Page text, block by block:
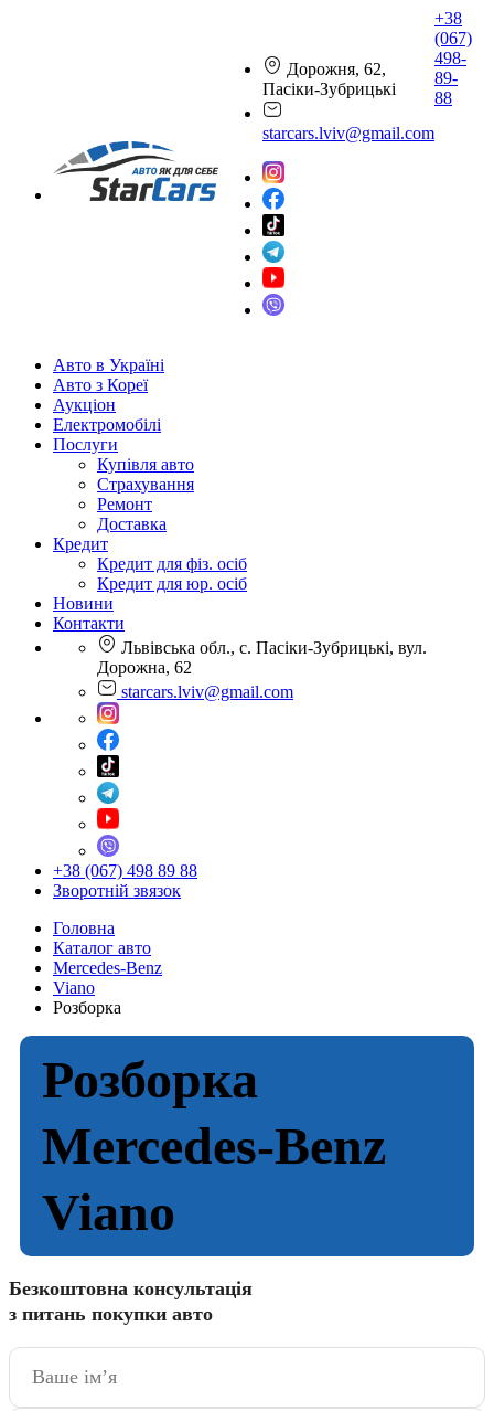
Дорожня, 62,
Пасіки-Зубрицькі
starcars.lviv@gmail.com
+38
(067)
498-
89-
88
Авто в Україні
Авто з Кореї
Аукціон
Електромобілі
Послуги
Купівля авто
Страхування
Ремонт
Доставка
Кредит
Кредит для фіз. осіб
Кредит для юр. осіб
Новини
Контакти
Львівська обл., с. Пасіки-Зубрицькі, вул.
Дорожна, 62
starcars.lviv@gmail.com
+38 (067) 498 89 88
Зворотній звязок
Головна
Каталог авто
Mercedes-Benz
Viano
Розборка
Розборка
Mercedes-Benz
Viano
Безкоштовна консультація
з питань покупки авто